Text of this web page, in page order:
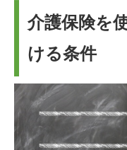
介護保険を
ける条件